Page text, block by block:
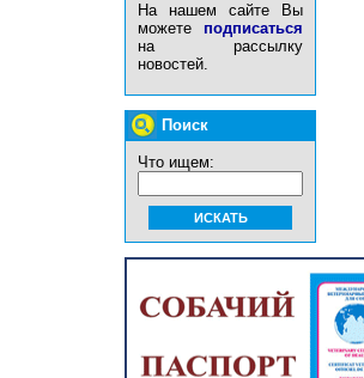
На нашем сайте Вы
можете подписаться
на рассылку
новостей.
Поиск
Что ищем: